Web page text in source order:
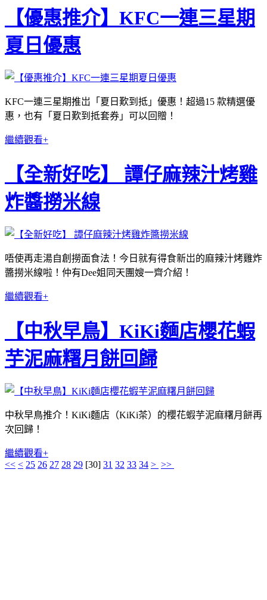
【優惠推介】KFC一連三星期
夏日優惠
KFC一連三星期推岀「夏日歎到抵」優惠！超過15 款精選優
惠，也有「夏日歎到抵套券」可以回贈！
繼續觀看+
【全新好吃】 譚仔麻辣汁烤雞
炸醬撈米線
唔使再走湯自創撈面食法！今日就有得食新岀的麻辣汁烤雞炸
醬撈米線啦！仲有Dee姐同天團嫂一齊介紹！
繼續觀看+
【中秋早鳥】KiKi麵店櫻花蝦
芋泥麻糬月餅回歸
中秋早鳥推介！KiKi麵店（KiKi茶）的櫻花蝦芋泥麻糬月餅再
次回歸！
繼續觀看+
<< < 25 26 27 28 29 [30] 31 32 33 34 > >>